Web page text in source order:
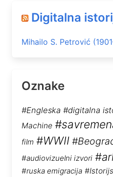
Digitalna
Mihailo S. Petrović
Oznake
#Engleska #digitalna
Machine
film #WWII
#audiovizuelni izvori
#ruska emigracija